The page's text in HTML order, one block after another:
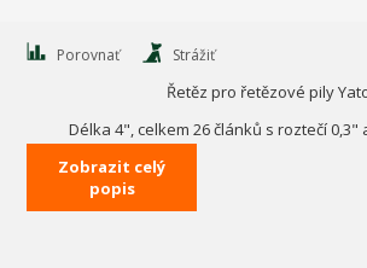
Porovnať Strážiť
Řetěz pro řetězové pily
Délka 4", celkem 26 článků s roztečí 0,3"
Jednotlivé články jsou typu sekáč, pro rychlé
Zobrazit celý
popis